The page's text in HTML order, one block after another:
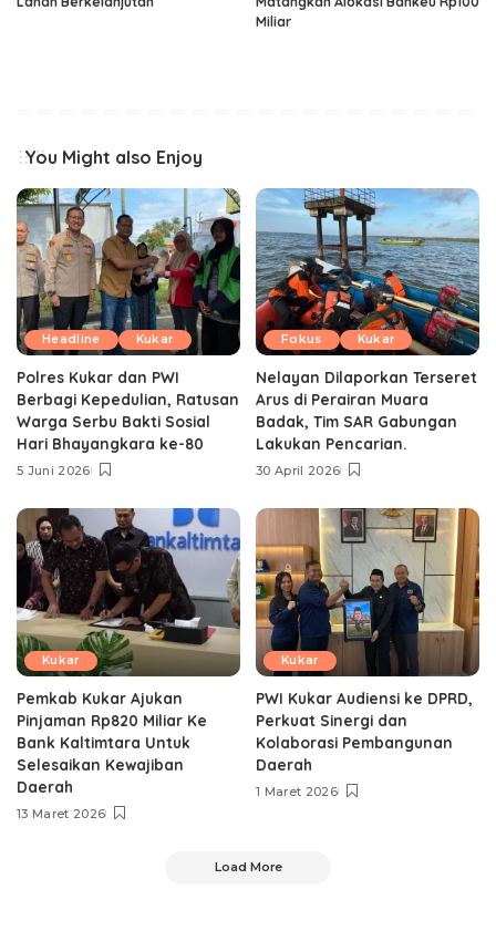
Miliar
You Might also Enjoy
Headline Kukar
Polres Kukar dan PWI
Berbagi Kepedulian, Ratusan
Warga Serbu Bakti Sosial
Hari Bhayangkara ke-80
5 Juni 2026
Fokus Kukar
Nelayan Dilaporkan Terseret
Arus di Perairan Muara
Badak, Tim SAR Gabungan
Lakukan Pencarian.
30 April 2026
Kukar
Pemkab Kukar Ajukan
Pinjaman Rp820 Miliar Ke
Bank Kaltimtara Untuk
Selesaikan Kewajiban
Daerah
13 Maret 2026
Kukar
PWI Kukar Audiensi ke DPRD,
Perkuat Sinergi dan
Kolaborasi Pembangunan
Daerah
1 Maret 2026
Load More